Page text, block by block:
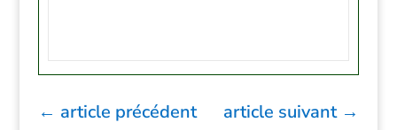
← article précédent article suivant→